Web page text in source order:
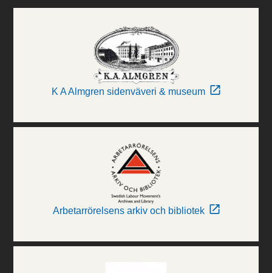
K A Almgren sidenväveri & museum
Arbetarrörelsens arkiv och bibliotek